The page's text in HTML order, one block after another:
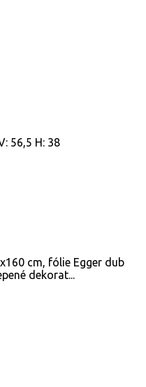
56,5 H: 38
cm, fólie Egger dub
dekorat...